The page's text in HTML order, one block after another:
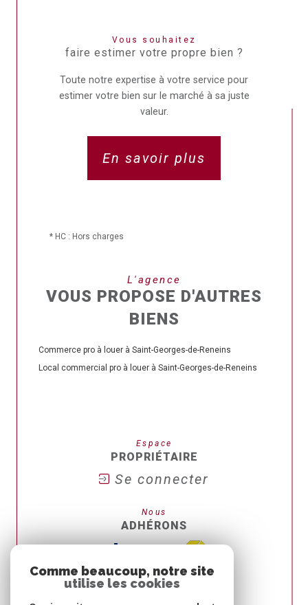
Vous souhaitez
faire estimer votre propre bien ?
Toute notre expertise à votre service pour
estimer votre bien sur le marché à sa juste
valeur.
En savoir plus
* HC : Hors charges
L'agence
VOUS PROPOSE D'AUTRES
BIENS
Commerce pro à louer à Saint-Georges-de-Reneins
Local commercial pro à louer à Saint-Georges-de-Reneins
Espace
PROPRIÉTAIRE
Se connecter
Nous
ADHÉRONS
Comme beaucoup, notre site
utilise les cookies